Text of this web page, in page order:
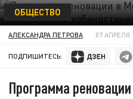
ОБЩЕСТВО
АЛЕКСАНДРА ПЕТРОВА 07 АПРЕЛЯ
ПОДПИШИТЕСЬ:
Программа